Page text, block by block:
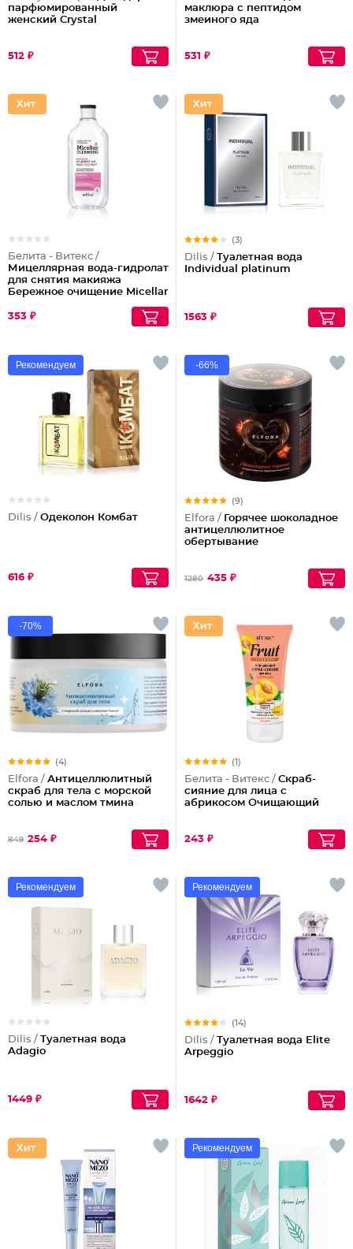
парфюмированный
женский Crystal
512 ₽
маклюра с пептидом
змеиного яда
531 ₽
Белита - Витекс /
Мицеллярная вода-гидролат
для снятия макияжа
Бережное очищение Micellar
353 ₽
(3)
Dilis / Туалетная вода
Individual platinum
1563 ₽
Рекомендуем
Dilis / Одеколон Комбат
616 ₽
-66%
(9)
Elfora / Горячее шоколадное
антицеллюлитное
обертывание
1280 435 ₽
-70%
(4)
Elfora / Антицеллюлитный
скраб для тела с морской
солью и маслом тмина
849 254 ₽
(1)
Белита - Витекс / Скраб-
сияние для лица с
абрикосом Очищающий
243 ₽
Рекомендуем
Dilis / Туалетная вода
Adagio
1449 ₽
Рекомендуем
(14)
Dilis / Туалетная вода Elite
Arpeggio
1642 ₽
Рекомендуем